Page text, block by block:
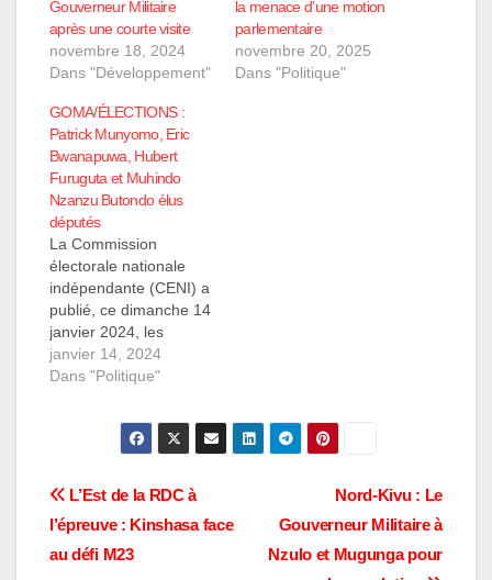
Gouverneur Militaire
après une courte visite
novembre 18, 2024
Dans "Développement"
la menace d’une motion
parlementaire
novembre 20, 2025
Dans "Politique"
GOMA/ÉLECTIONS :
Patrick Munyomo, Eric
Bwanapuwa, Hubert
Furuguta et Muhindo
Nzanzu Butondo élus
députés
La Commission
électorale nationale
indépendante (CENI) a
publié, ce dimanche 14
janvier 2024, les
résultats provisoires
des élections
en République
démocratique du
province du Nord-Kivu,
nationaux ont été élus
pour la ville de Goma.
janvier 14, 2024
Dans "Politique"
Navigation
de
Nord-Kivu : Le
Gouverneur Militaire à
Nzulo et Mugunga pour
L’Est de la RDC à
l’épreuve : Kinshasa face
au défi M23